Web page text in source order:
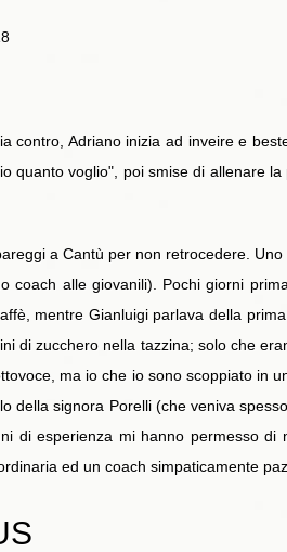
contro, Adriano inizia ad inveire e
quanto voglio", poi smise di allenare
a Cantù per non retrocedere.
coach alle giovanili). Pochi giorni
mentre Gianluigi parlava della
di zucchero nella tazzina; solo che
ma io che io sono scoppiato in
della signora Porelli (che veniva
di esperienza mi hanno permesso
ed un coach simpaticamente